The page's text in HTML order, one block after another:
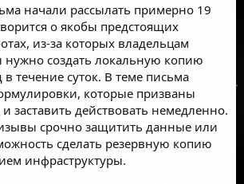
начали рассылать примерно 19
о якобы предстоящих
из-за которых владельцам
нужно создать локальную копию
течение суток. В теме письма
которые призваны
заставить действовать немедленно.
срочно защитить данные или
сделать резервную копию
инфраструктуры.